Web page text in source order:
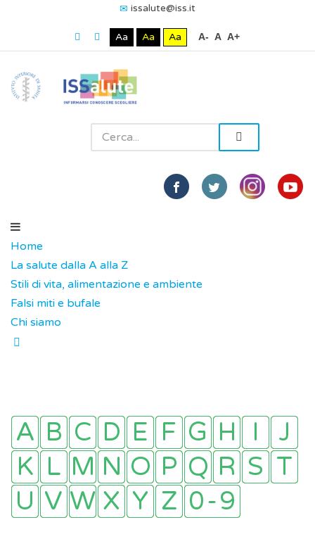
issalute@iss.it
Aa Aa Aa A- A A+
Home
La salute dalla A alla Z
Stili di vita, alimentazione e ambiente
Falsi miti e bufale
Chi siamo